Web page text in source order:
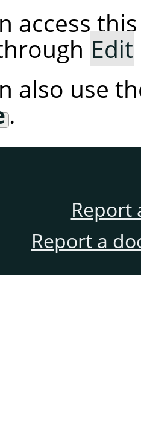
access
Edit
also use
.
Report
Report a